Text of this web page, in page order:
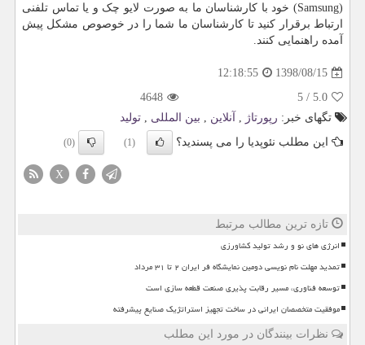
(Samsung) خود با کارشناسان ما به صورت لایو چک و یا تماس تلفنی
ارتباط برقرار کنید تا کارشناسان ما شما را در خوصوص مشکل پیش
آمده راهنمایی کنند.
1398/08/15
12:18:55
5.0
/
5
4648
تگهای خبر: رپورتاژ , آنلاین , بین المللی , تولید
این مطلب نئوپدیا را می پسندید؟
(1)
(0)
X
تازه ترین مطالب مرتبط
انرژی های نو و رشد تولید کشاورزی
تمدید مهلت نام نویسی دومین نمایشگاه فر ایران ۲ تا ۳۱ مرداد
توسعه فناوری، مسیر رقابت پذیری صنعت قطعه سازی است
موفقیت متخصصان ایرانی در ساخت تجهیز استراتژیک صنایع پیشرفته
نظرات بینندگان در مورد این مطلب